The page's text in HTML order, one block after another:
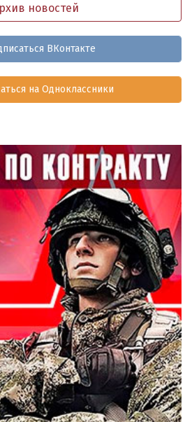
новостей
ВКонтакте
на Одноклассники